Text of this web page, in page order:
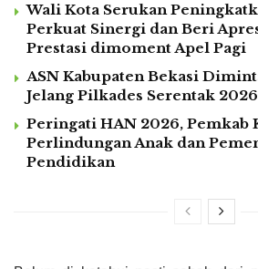
Wali Kota Serukan
Perkuat Sinergi dan Beri
Prestasi dimoment Apel Pagi
ASN Kabupaten Bekasi
Jelang Pilkades Serentak 2026
Peringati HAN 2026, Pemkab
Perlindungan Anak dan
Pendidikan